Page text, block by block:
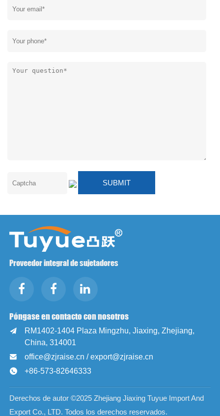
Proveedor integral de sujetadores
Póngase en contacto con nosotros

RM1402-1404 Plaza Mingzhu, Jiaxing, Zhejiang,
China, 314001
 office@zjraise.cn / export@zjraise.cn
 +86-573-82646333
Derechos de autor ©2025 Zhejiang Jiaxing Tuyue Import And
Export Co., LTD. Todos los derechos reservados.